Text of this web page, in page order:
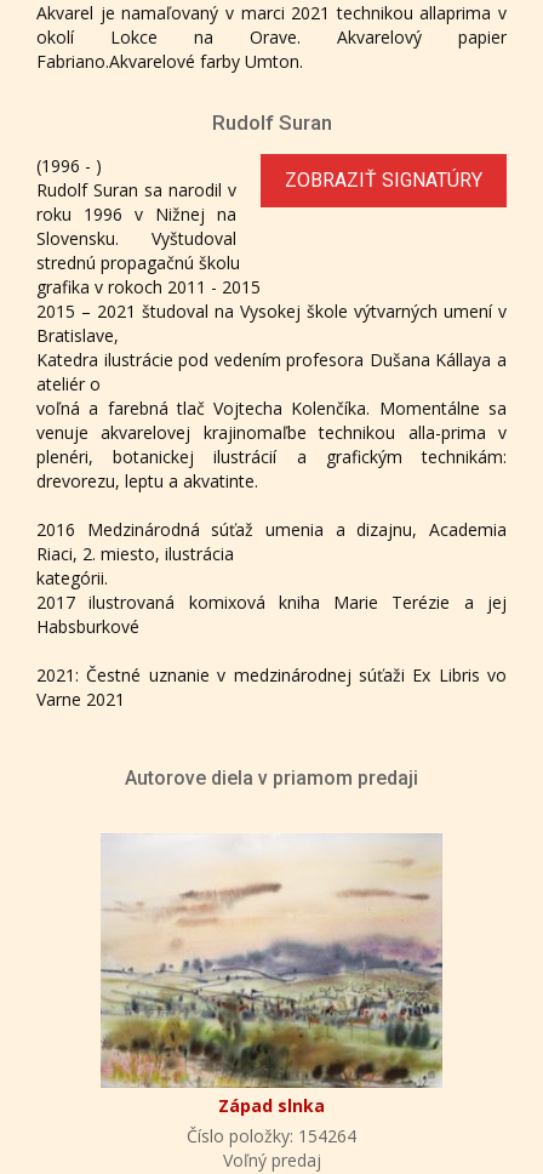
Akvarel je namaľovaný v marci 2021 technikou allaprima v
okolí Lokce na Orave. Akvarelový papier
Fabriano.Akvarelové farby Umton.
Rudolf Suran
ZOBRAZIŤ SIGNATÚRY
(1996 - )
Rudolf Suran sa narodil v
roku 1996 v Nižnej na
Slovensku. Vyštudoval
strednú propagačnú školu
grafika v rokoch 2011 - 2015
2015 – 2021 študoval na Vysokej škole výtvarných umení v
Bratislave,
Katedra ilustrácie pod vedením profesora Dušana Kállaya a
ateliér o
voľná a farebná tlač Vojtecha Kolenčíka. Momentálne sa
venuje akvarelovej krajinomaľbe technikou alla-prima v
plenéri, botanickej ilustrácií a grafickým technikám:
drevorezu, leptu a akvatinte.
2016 Medzinárodná súťaž umenia a dizajnu, Academia
Riaci, 2. miesto, ilustrácia
kategórii.
2017 ilustrovaná komixová kniha Marie Terézie a jej
Habsburkové
2021: Čestné uznanie v medzinárodnej súťaži Ex Libris vo
Varne 2021
Autorove diela v priamom predaji
Západ slnka
Číslo položky: 154264
Voľný predaj